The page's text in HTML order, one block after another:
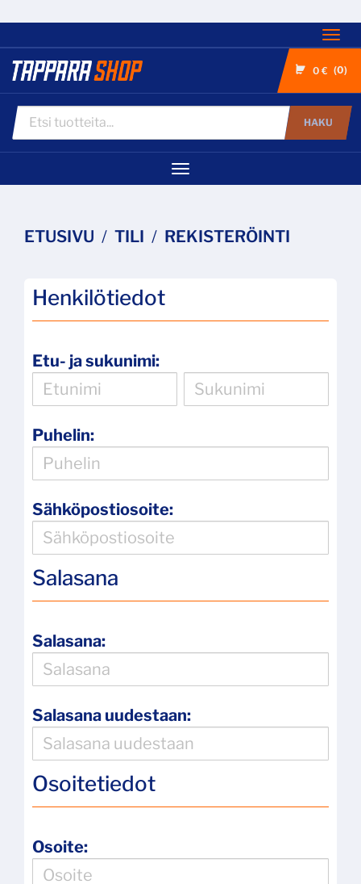
0 € 0
HAKU
Navigaatio
ETUSIVU TILI REKISTERÖINTI
Henkilötiedot
Etu- ja sukunimi:
Puhelin:
Sähköpostiosoite:
Salasana
Salasana:
Salasana uudestaan:
Osoitetiedot
Osoite: